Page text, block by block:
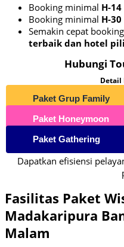
Booking minimal H-14
Booking minimal H-30
Semakin cepat
terbaik dan hotel
Hubungi
Detail
Paket Grup Family
Paket Honeymoon
Paket Gathering
Dapatkan efisiensi
Fasilitas Paket
Madakaripura
Malam